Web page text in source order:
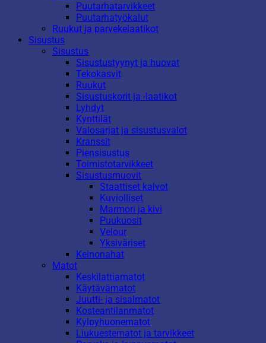
Puutarhatarvikkeet
Puutarhatyökalut
Ruukut ja parvekelaatikot
Sisustus
Sisustus
Sisustustyynyt ja huovat
Tekokasvit
Ruukut
Sisustuskorit ja -laatikot
Lyhdyt
Kynttilät
Valosarjat ja sisustusvalot
Kranssit
Piensisustus
Toimistotarvikkeet
Sisustusmuovit
Staattiset kalvot
Kuviolliset
Marmori ja kivi
Puukuosit
Velour
Yksiväriset
Keinonahat
Matot
Keskilattiamatot
Käytävämatot
Juutti- ja sisalmatot
Kosteantilanmatot
Kylpyhuonematot
Liukuestematot ja tarvikkeet